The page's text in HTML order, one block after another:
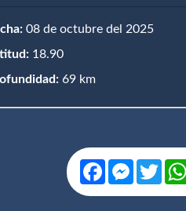
08 de octubre del 2025
18.90
69 km
Facebook